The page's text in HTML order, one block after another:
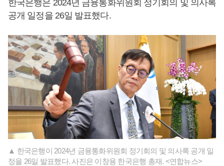
한국은행은 2024년 금융통화위원회 정기회의 및 의사록
공개 일정을 26일 발표했다.
▲ 한국은행이 2024년 금융통화위원회 정기회의 및 의사록 공개 일
정을 26일 발표했다. 사진은 이창용 한국은행 총재. <연합뉴스>